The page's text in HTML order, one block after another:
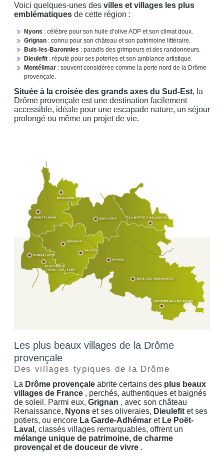
Voici quelques-unes des villes et villages les plus
emblématiques de cette région :
Nyons : célèbre pour son huile d’olive AOP et son climat doux.
Grignan: connu pour son château et son patrimoine littéraire.
Buis-les-Baronnies : paradis des grimpeurs et des randonneurs.
Dieulefit: réputé pour ses poteries et son ambiance artistique.
Montélimar: souvent considérée comme la porte nord de la Drôme
provençale.
Située à la croisée des grands axes du Sud-Est, la
Drôme provençale est une destination facilement
accessible, idéale pour une escapade nature, un séjour
prolongé ou même un projet de vie.
Les plus beaux villages de la Drôme
provençale
Des villages typiques de la Drôme
La Drôme provençaleabrite certains des plus beaux
villages de France , perchés, authentiques et baignés
de soleil. Parmi eux, Grignan , avec son château
Renaissance, Nyonset ses oliveraies, Dieulefitet ses
potiers, ou encore La Garde-Adhémar et Le Poët-
Laval , classés villages remarquables, offrent un
mélange unique de patrimoine, de charme
provençal et de douceur de vivre .